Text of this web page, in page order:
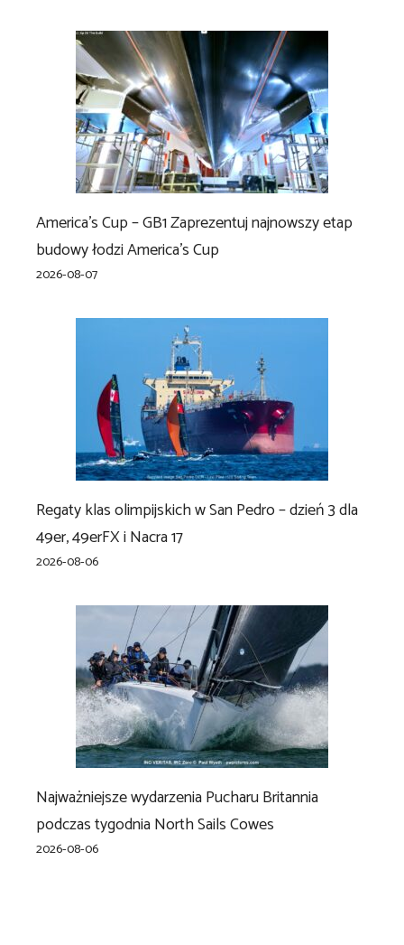
America’s Cup – GB1 Zaprezentuj najnowszy etap
budowy łodzi America’s Cup
2026-08-07
Regaty klas olimpijskich w San Pedro – dzień 3 dla
49er, 49erFX i Nacra 17
2026-08-06
Najważniejsze wydarzenia Pucharu Britannia
podczas tygodnia North Sails Cowes
2026-08-06